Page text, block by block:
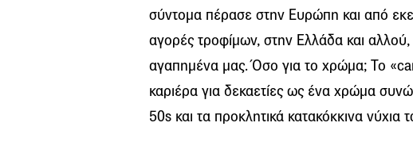
σύντομα πέρασε στην Ευρώπη και από
αγορές τροφίμων, στην Ελλάδα και
αγαπημένα μας. Όσο για το χρώμα; Το
καριέρα για δεκαετίες ως ένα χρώμα
50s και τα προκλητικά κατακόκκινα νύχια